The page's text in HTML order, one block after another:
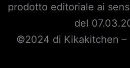
prodotto editoriale ai
del
©2024 di Kikakitchen –